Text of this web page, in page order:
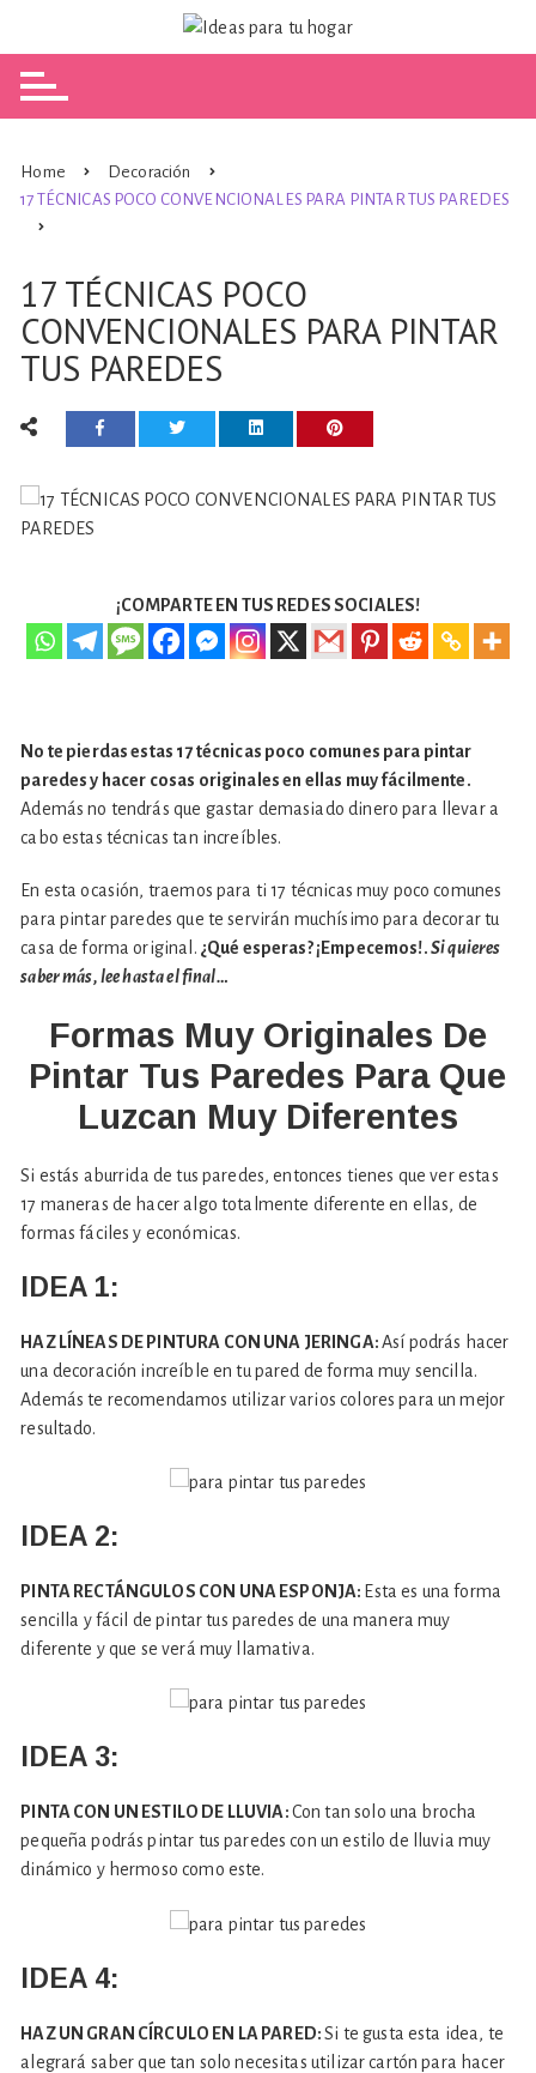
content
Home
Decoración
17 TÉCNICAS POCO CONVENCIONALES PARA PINTAR TUS PAREDES
17 TÉCNICAS POCO
CONVENCIONALES PARA PINTAR
TUS PAREDES
¡COMPARTE EN TUS REDES SOCIALES!
No te pierdas estas 17 técnicas poco comunes para pintar
paredes y hacer cosas originales en ellas muy fácilmente.
Además no tendrás que gastar demasiado dinero para llevar a
cabo estas técnicas tan increíbles.
En esta ocasión, traemos para ti 17 técnicas muy poco comunes
para pintar paredes que te servirán muchísimo para decorar tu
casa de forma original. ¿Qué esperas? ¡Empecemos!.Si quieres
saber más, lee hasta el final…
Formas Muy Originales De
Pintar Tus Paredes Para Que
Luzcan Muy Diferentes
Si estás aburrida de tus paredes, entonces tienes que ver estas
17 maneras de hacer algo totalmente diferente en ellas, de
formas fáciles y económicas.
IDEA 1:
HAZ LÍNEAS DE PINTURA CON UNA JERINGA:Así podrás hacer
una decoración increíble en tu pared de forma muy sencilla.
Además te recomendamos utilizar varios colores para un mejor
resultado.
IDEA 2:
PINTA RECTÁNGULOS CON UNA ESPONJA: Esta es una forma
sencilla y fácil de pintar tus paredes de una manera muy
diferente y que se verá muy llamativa.
IDEA 3:
PINTA CON UN ESTILO DE LLUVIA:Con tan solo una brocha
pequeña podrás pintar tus paredes con un estilo de lluvia muy
dinámico y hermoso como este.
IDEA 4:
HAZ UN GRAN CÍRCULO EN LA PARED:Si te gusta esta idea, te
alegrará saber que tan solo necesitas utilizar cartón para hacer